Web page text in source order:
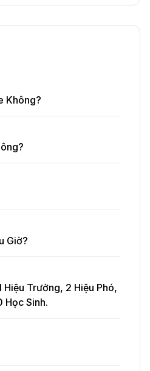
Không?
Giờ?
Trưởng, 2 Hiệu Phó,
Học Sinh.